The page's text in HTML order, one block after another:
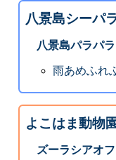
八景島シーパ
八景島パラパ
雨あめふれ
よこはま動物
ズーラシアオ